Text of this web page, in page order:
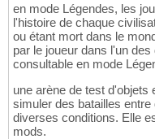
en mode Légendes, les
l'histoire de chaque
ou étant mort dans le
par le joueur dans l'un
consultable en mode
une arène de test d'objets
simuler des batailles
diverses conditions. Elle
mods.